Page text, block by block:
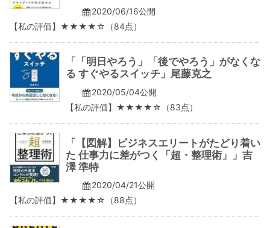
2020/06/16公開
【私の評価】★★★★☆（84点）
「「明日やろう」「後でやろう」がなくな
る すぐやるスイッチ」尾藤克之
2020/05/04公開
【私の評価】★★★★☆（83点）
「【図解】ビジネスエリートがたどり着い
た 仕事力に差がつく「超・整理術」」吉
澤 準特
2020/04/21公開
【私の評価】★★★★☆（88点）